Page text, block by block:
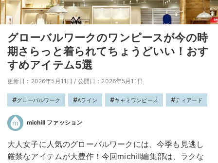
グローバルワークのワンピースが今の時
期さらっと着られてちょうどいい！おす
すめアイテム5選
更新日：2026年5月11日 / 公開日：2026年5月11日
グローバルワーク Aライン キャミワンピース ティアード
michill ファッション
大人女子に人気のグローバルワークには、今季も見逃し
厳禁なアイテムが大豊作！今回michill編集部は、ラクな